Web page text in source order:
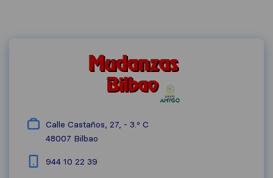
Calle Castaños, 27, - 3.º C
48007 Bilbao
944 10 22 39